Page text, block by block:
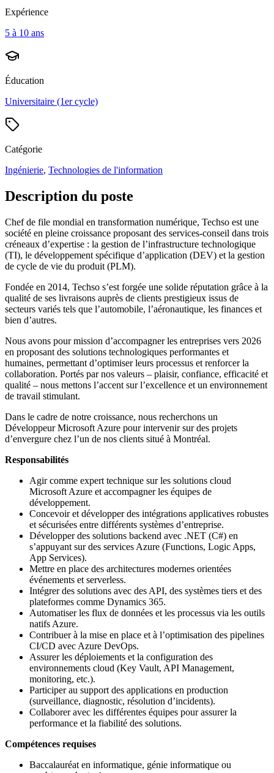
Expérience
5 à 10 ans
Éducation
Universitaire (1er cycle)
Catégorie
Ingénierie, Technologies de l'information
Description du poste
Chef de file mondial en transformation numérique, Techso est une
société en pleine croissance proposant des services-conseil dans trois
créneaux d’expertise : la gestion de l’infrastructure technologique
(TI), le développement spécifique d’application (DEV) et la gestion
de cycle de vie du produit (PLM).
Fondée en 2014, Techso s’est forgée une solide réputation grâce à la
qualité de ses livraisons auprès de clients prestigieux issus de
secteurs variés tels que l’automobile, l’aéronautique, les finances et
bien d’autres.
Nous avons pour mission d’accompagner les entreprises vers 2026
en proposant des solutions technologiques performantes et
humaines, permettant d’optimiser leurs processus et renforcer la
collaboration. Portés par nos valeurs – plaisir, confiance, efficacité et
qualité – nous mettons l’accent sur l’excellence et un environnement
de travail stimulant.
Dans le cadre de notre croissance, nous recherchons un
Développeur Microsoft Azure pour intervenir sur des projets
d’envergure chez l’un de nos clients situé à Montréal.
Responsabilités
Agir comme expert technique sur les solutions cloud
Microsoft Azure et accompagner les équipes de
développement.
Concevoir et développer des intégrations applicatives robustes
et sécurisées entre différents systèmes d’entreprise.
Développer des solutions backend avec .NET (C#) en
s’appuyant sur des services Azure (Functions, Logic Apps,
App Services).
Mettre en place des architectures modernes orientées
événements et serverless.
Intégrer des solutions avec des API, des systèmes tiers et des
plateformes comme Dynamics 365.
Automatiser les flux de données et les processus via les outils
natifs Azure.
Contribuer à la mise en place et à l’optimisation des pipelines
CI/CD avec Azure DevOps.
Assurer les déploiements et la configuration des
environnements cloud (Key Vault, API Management,
monitoring, etc.).
Participer au support des applications en production
(surveillance, diagnostic, résolution d’incidents).
Collaborer avec les différentes équipes pour assurer la
performance et la fiabilité des solutions.
Compétences requises
Baccalauréat en informatique, génie informatique ou